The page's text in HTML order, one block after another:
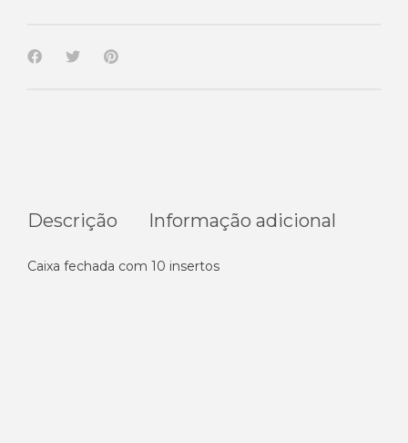
Descrição Informação adicional
Caixa fechada com 10 insertos